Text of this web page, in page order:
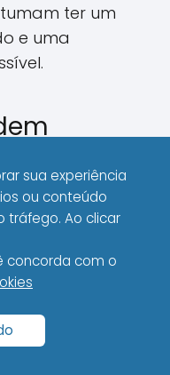
ter um
e uma
um
Saber o
te ajuda a
sua experiência
ou conteúdo
tráfego. Ao clicar
com o